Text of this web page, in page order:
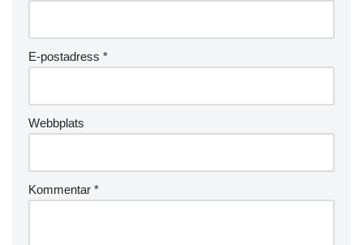
E-postadress *
Webbplats
Kommentar *